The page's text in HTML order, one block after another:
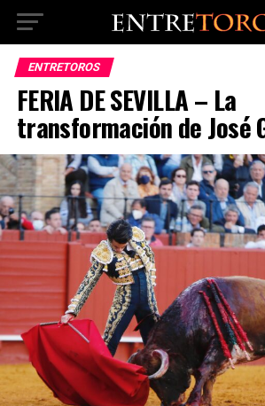
ENTRETOROS
FERIA DE SEVILLA – La
transformación de José